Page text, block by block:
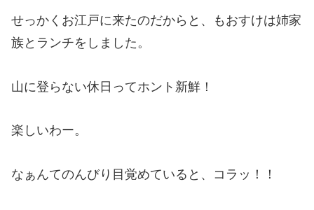
せっかくお江戸に来たのだからと、もおすけは姉家
族とランチをしました。
山に登らない休日ってホント新鮮！
楽しいわー。
なぁんてのんびり目覚めていると、コラッ！！